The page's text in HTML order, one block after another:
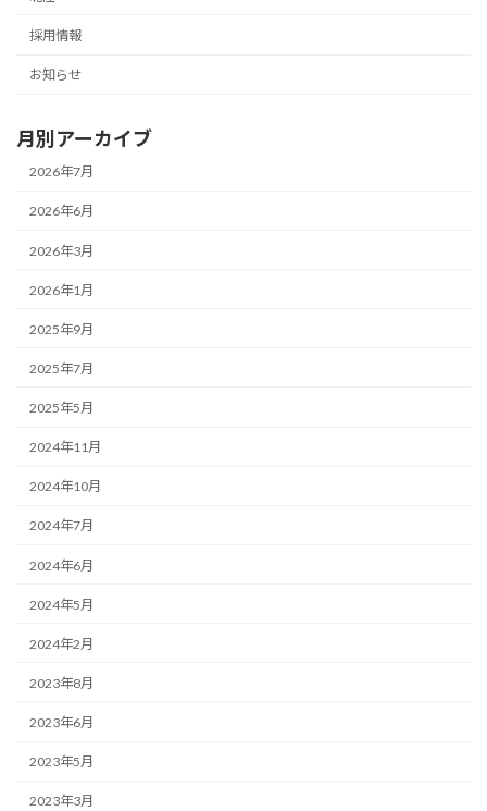
採用情報
お知らせ
月別アーカイブ
2026年7月
2026年6月
2026年3月
2026年1月
2025年9月
2025年7月
2025年5月
2024年11月
2024年10月
2024年7月
2024年6月
2024年5月
2024年2月
2023年8月
2023年6月
2023年5月
2023年3月